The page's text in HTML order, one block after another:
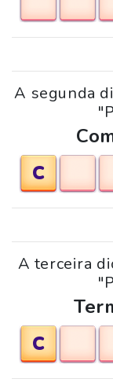
A segunda
C
A terceira
C